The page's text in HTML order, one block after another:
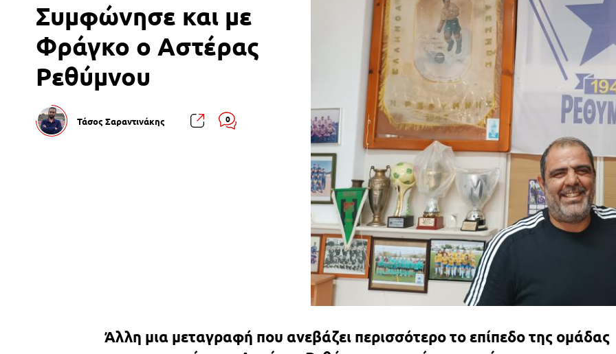
Συμφώνησε και με
Φράγκο ο Αστέρας
Ρεθύμνου
Τάσος Σαραντινάκης 0
Άλλη μια μεταγραφή που ανεβάζει περισσότερο το επίπεδο της ομάδας